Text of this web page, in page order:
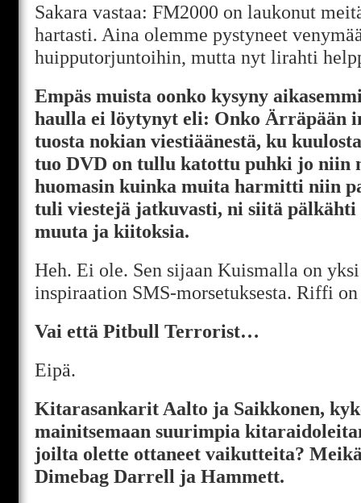
Sakara vastaa: FM2000 on laukonut
hartasti. Aina olemme pystyneet
huipputorjuntoihin, mutta nyt lirahti
Empäs muista oonko kysyny
haulla ei löytynyt eli: Onko Ärräpään
tuosta nokian viestiäänestä, ku
tuo DVD on tullu katottu puhki jo niin
huomasin kuinka muita harmitti niin
tuli viestejä jatkuvasti, ni siitä
muuta ja kiitoksia.
Heh. Ei ole. Sen sijaan Kuismalla on
inspiraation SMS-morsetuksesta. Riffi
Vai että Pitbull Terrorist…
Eipä.
Kitarasankarit Aalto ja Saikkonen,
mainitsemaan suurimpia
joilta olette ottaneet vaikutteita?
Dimebag Darrell ja Hammett.